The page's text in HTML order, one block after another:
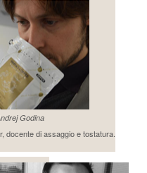
Godina
docente di assaggio e tostatura.